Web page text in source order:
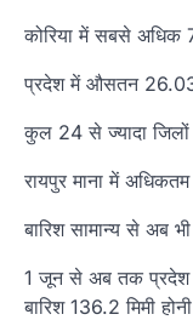
कोरिया में सबसे अधिक
प्रदेश में औसतन 26.03
कुल 24 से ज्यादा जिलों
रायपुर माना में
बारिश सामान्य से अब
1 जून से अब तक प्रदेश
बारिश 136.2 मिमी